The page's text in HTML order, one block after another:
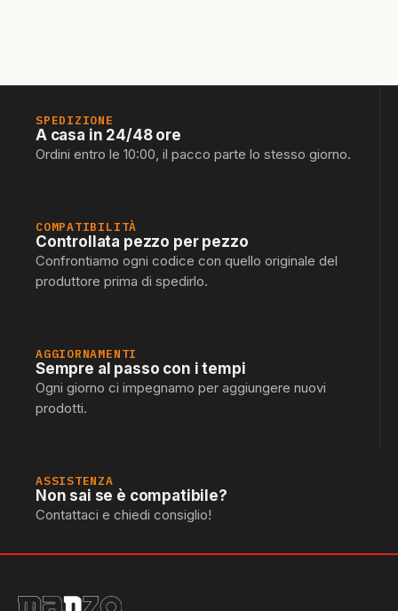
SPEDIZIONE
A casa in 24/48 ore
Ordini entro le 10:00, il pacco parte lo stesso giorno.
COMPATIBILITÀ
Controllata pezzo per pezzo
Confrontiamo ogni codice con quello originale del
produttore prima di spedirlo.
AGGIORNAMENTI
Sempre al passo con i tempi
Ogni giorno ci impegnamo per aggiungere nuovi
prodotti.
ASSISTENZA
Non sai se è compatibile?
Contattaci e chiedi consiglio!